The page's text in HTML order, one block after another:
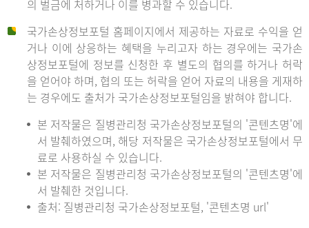
의 벌금에 처하거나 이를 병과할 수 있습니다.
국가손상정보포털 홈페이지에서 제공하는 자료로 수익을 얻
거나 이에 상응하는 혜택을 누리고자 하는 경우에는 국가손
상정보포털에 정보를 신청한 후 별도의 협의를 하거나 허락
을 얻어야 하며, 협의 또는 허락을 얻어 자료의 내용을 게재하
는 경우에도 출처가 국가손상정보포털임을 밝혀야 합니다.
본 저작물은 질병관리청 국가손상정보포털의 '콘텐츠명'에
서 발췌하였으며, 해당 저작물은 국가손상정보포털에서 무
료로 사용하실 수 있습니다.
본 저작물은 질병관리청 국가손상정보포털의 '콘텐츠명'에
서 발췌한 것입니다.
출처: 질병관리청 국가손상정보포털, '콘텐츠명 url'